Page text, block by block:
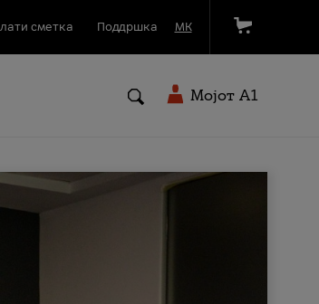
сметка Поддршка МК
Мојот A1